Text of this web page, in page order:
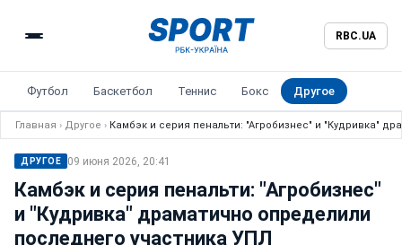
RBC.UA
Футбол Баскетбол Теннис Бокс Другое
Главная › Другое › Камбэк и серия пенальти: "Агробизнес" и "Кудривка"
ДРУГОЕ 09 июня 2026, 20:41
Камбэк и серия пенальти: "Агробизнес"
и "Кудривка" драматично определили
последнего участника УПЛ